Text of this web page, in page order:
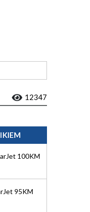
12347
100KM
95KM